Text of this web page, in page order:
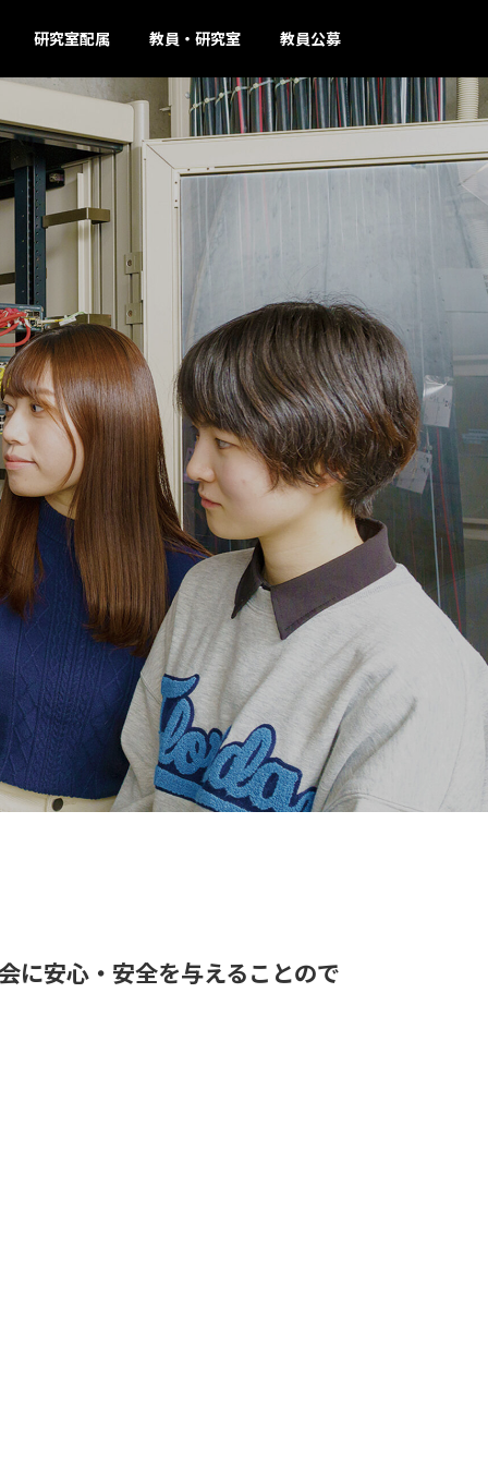
研究室配属 教員・研究室 教員公募
に安心・安全を与えることので